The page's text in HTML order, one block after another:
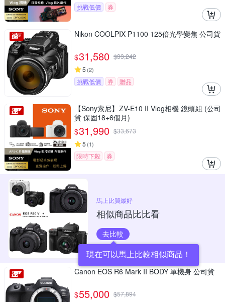
挑戰低價 券
Nikon COOLPIX P1100 125倍光學變焦 公司貨
$31,580 $33,242
5 (2)
挑戰低價 券 贈品
【Sony索尼】ZV-E10 II Vlog相機 鏡頭組 (公司
貨 保固18+6個月)
$31,990 $33,673
5 (1)
限時下殺 券
馬上比買最好
相似商品比比看
去比較
現在可以馬上比較相似商品！
Canon EOS R6 Mark II BODY 單機身 公司貨
$55,000 $57,894